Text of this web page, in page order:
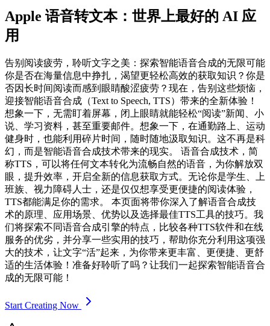
Apple 语音转文本：世界上最好的 AI 应
用
告别阅读疲劳，聆听文字之美：探索智能语音合成的无限可能
你是否在海量信息中挣扎，渴望更轻松高效的获取知识？你是
否因长时间阅读而感到眼睛酸涩疲劳？现在，告别这些烦恼，
迎接智能语音合成（Text to Speech, TTS）带来的全新体验！
想象一下，无需盯着屏幕，闭上眼睛就能轻松“阅读”新闻、小
说、学习资料，甚至重要邮件。想象一下，在通勤路上、运动
健身时，也能利用碎片时间，随时随地汲取知识。这不再是科
幻，而是智能语音合成技术带来的现实。 语音合成技术，简
称TTS，可以将任何文本转化为流畅自然的语音，为你解放双
眼，提升效率，开启全新的信息获取方式。无论你是学生、上
班族、视力障碍人士，还是仅仅想享受更便捷的阅读体验，
TTS都能满足你的需求。 本页面将带你深入了解语音合成技
术的原理、应用场景、优势以及选择最佳TTS工具的技巧。我
们将探索不同语音合成引擎的特点，比较各种TTS软件和在线
服务的优劣，并分享一些实用的技巧，帮助你充分利用这项强
大的技术，让文字“活”起来，为你带来更丰富、更便捷、更舒
适的生活体验！准备好聆听了吗？让我们一起探索智能语音合
成的无限可能！
Start Creating Now